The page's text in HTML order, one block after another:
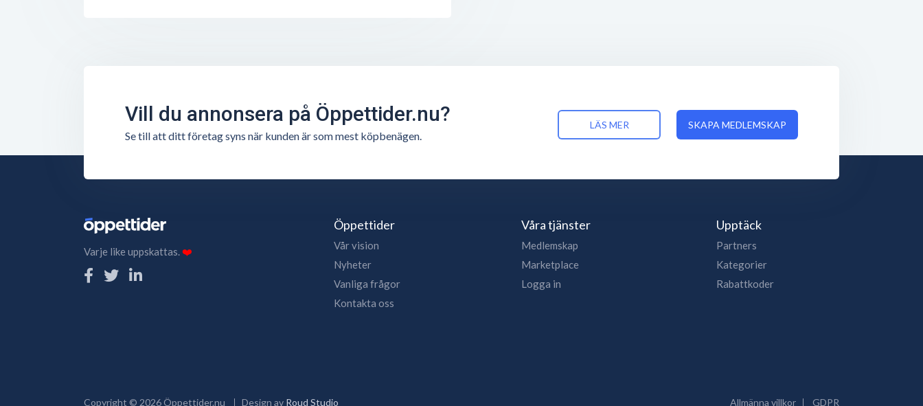
Vill du annonsera på Öppettider.nu?
Se till att ditt företag syns när kunden är som mest köpbenägen.
LÄS MER SKAPA MEDLEMSKAP
Varje like uppskattas.❤️
Öppettider
Vår vision
Nyheter
Vanliga frågor
Kontakta oss
Våra tjänster
Medlemskap
Marketplace
Logga in
Upptäck
Partners
Kategorier
Rabattkoder
Copyright © 2026Öppettider.nu Design av Roud Studio Allmänna villkor GDPR